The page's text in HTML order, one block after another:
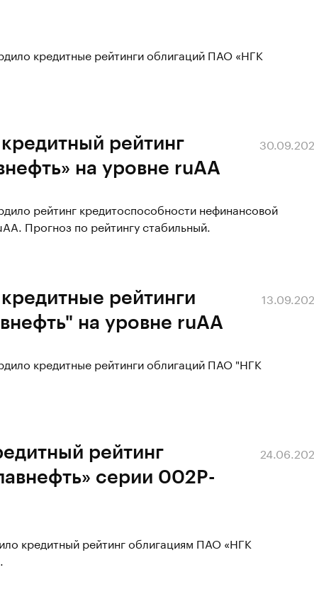
кредитные рейтинги облигаций ПАО «НГК
рейтинг
на уровне ruAA
рейтинг кредитоспособности нефинансовой
Прогноз по рейтингу стабильный.
рейтинги
на уровне ruAA
кредитные рейтинги облигаций ПАО "НГК
рейтинг
серии 002P-
кредитный рейтинг облигациям ПАО «НГК